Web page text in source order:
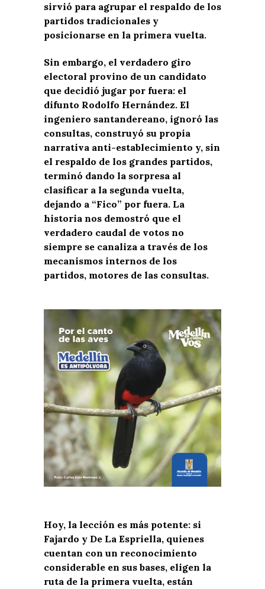
sirvió para agrupar el respaldo de los
partidos tradicionales y
posicionarse en la primera vuelta.
Sin embargo, el verdadero giro
electoral provino de un candidato
que decidió jugar por fuera: el
difunto Rodolfo Hernández. El
ingeniero santandereano, ignoró las
consultas, construyó su propia
narrativa anti-establecimiento y, sin
el respaldo de los grandes partidos,
terminó dando la sorpresa al
clasificar a la segunda vuelta,
dejando a “Fico” por fuera. La
historia nos demostró que el
verdadero caudal de votos no
siempre se canaliza a través de los
mecanismos internos de los
partidos, motores de las consultas.
Hoy, la lección es más potente: si
Fajardo y De La Espriella, quienes
cuentan con un reconocimiento
considerable en sus bases, eligen la
ruta de la primera vuelta, están